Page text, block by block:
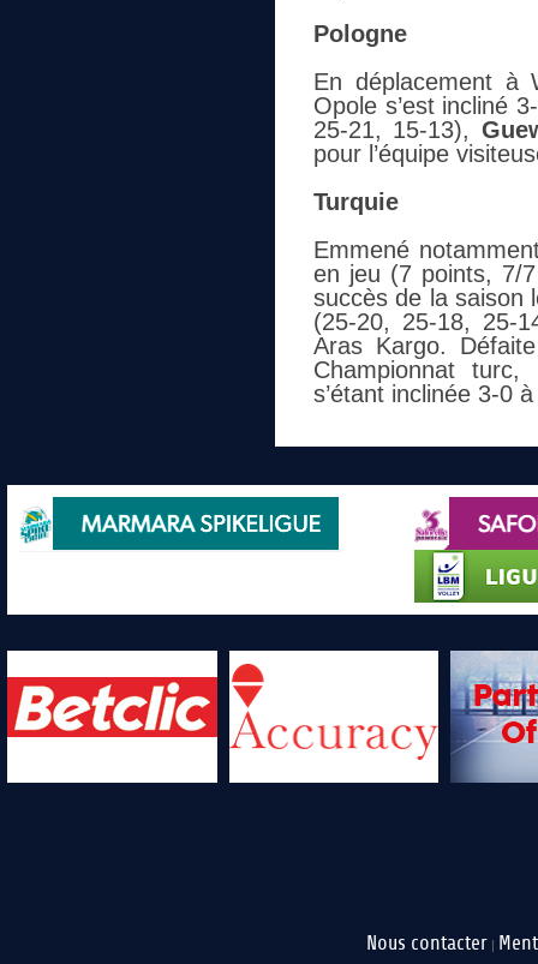
Pologne
En déplacement à
Opole s’est incliné
25-21, 15-13),
pour l’équipe
Turquie
Emmené
en jeu (7 points, 7/
succès de la saison
(25-20, 25-18, 25-
Aras Kargo.
Championnat
s’étant inclinée 3-0
Nous contacter |